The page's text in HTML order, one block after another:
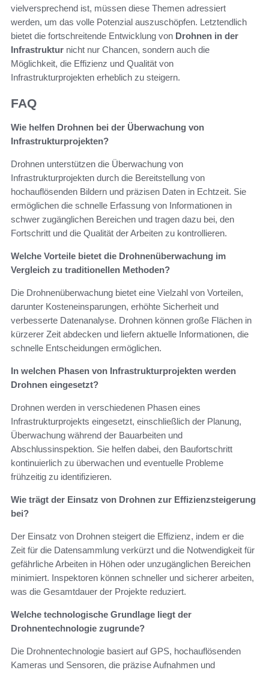
vielversprechend ist, müssen diese Themen adressiert
werden, um das volle Potenzial auszuschöpfen. Letztendlich
bietet die fortschreitende Entwicklung von Drohnen in der
Infrastruktur nicht nur Chancen, sondern auch die
Möglichkeit, die Effizienz und Qualität von
Infrastrukturprojekten erheblich zu steigern.
FAQ
Wie helfen Drohnen bei der Überwachung von
Infrastrukturprojekten?
Drohnen unterstützen die Überwachung von
Infrastrukturprojekten durch die Bereitstellung von
hochauflösenden Bildern und präzisen Daten in Echtzeit. Sie
ermöglichen die schnelle Erfassung von Informationen in
schwer zugänglichen Bereichen und tragen dazu bei, den
Fortschritt und die Qualität der Arbeiten zu kontrollieren.
Welche Vorteile bietet die Drohnenüberwachung im
Vergleich zu traditionellen Methoden?
Die Drohnenüberwachung bietet eine Vielzahl von Vorteilen,
darunter Kosteneinsparungen, erhöhte Sicherheit und
verbesserte Datenanalyse. Drohnen können große Flächen in
kürzerer Zeit abdecken und liefern aktuelle Informationen, die
schnelle Entscheidungen ermöglichen.
In welchen Phasen von Infrastrukturprojekten werden
Drohnen eingesetzt?
Drohnen werden in verschiedenen Phasen eines
Infrastrukturprojekts eingesetzt, einschließlich der Planung,
Überwachung während der Bauarbeiten und
Abschlussinspektion. Sie helfen dabei, den Baufortschritt
kontinuierlich zu überwachen und eventuelle Probleme
frühzeitig zu identifizieren.
Wie trägt der Einsatz von Drohnen zur Effizienzsteigerung
bei?
Der Einsatz von Drohnen steigert die Effizienz, indem er die
Zeit für die Datensammlung verkürzt und die Notwendigkeit für
gefährliche Arbeiten in Höhen oder unzugänglichen Bereichen
minimiert. Inspektoren können schneller und sicherer arbeiten,
was die Gesamtdauer der Projekte reduziert.
Welche technologische Grundlage liegt der
Drohnentechnologie zugrunde?
Die Drohnentechnologie basiert auf GPS, hochauflösenden
Kameras und Sensoren, die präzise Aufnahmen und